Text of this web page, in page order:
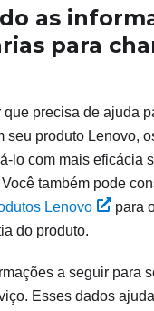
as
para
que precisa de ajuda
seu produto Lenovo,
lo com mais eficácia
também pode
Lenovo
para
do produto.
a seguir para
Esses dados